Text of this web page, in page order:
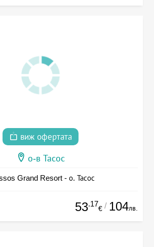
виж офертата
о-в Тасос
Grand Resort - о. Тасос
53.17
€ / 104лв.